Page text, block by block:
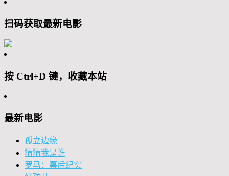
扫码获取最新电影
按 Ctrl+D 键，收藏本站
最新电影
孤立边缘
猜猜我是谁
罗马：幕后纪实